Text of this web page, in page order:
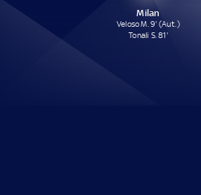
Milan
Veloso M. 9' (Aut.)
Tonali S. 81'